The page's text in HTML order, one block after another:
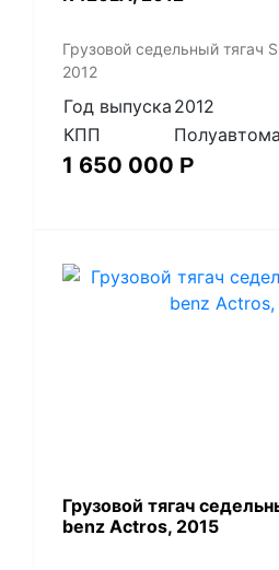
Грузовой седельный тягач
2012
Год выпуска 2012
КПП
1 650 000 Р
Грузовой тягач
benz Actros, 2015